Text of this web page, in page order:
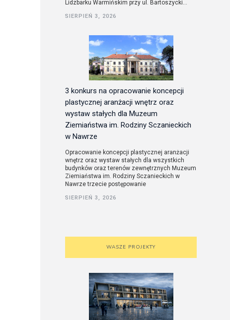
Lidzbarku Warmińskim przy ul. Bartoszycki...
SIERPIEŃ 3, 2026
3 konkurs na opracowanie koncepcji
plastycznej aranżacji wnętrz oraz
wystaw stałych dla Muzeum
Ziemiaństwa im. Rodziny Sczanieckich
w Nawrze
Opracowanie koncepcji plastycznej aranżacji
wnętrz oraz wystaw stałych dla wszystkich
budynków oraz terenów zewnętrznych Muzeum
Ziemiaństwa im. Rodziny Sczanieckich w
Nawrze trzecie postępowanie
SIERPIEŃ 3, 2026
WASZE PROJEKTY